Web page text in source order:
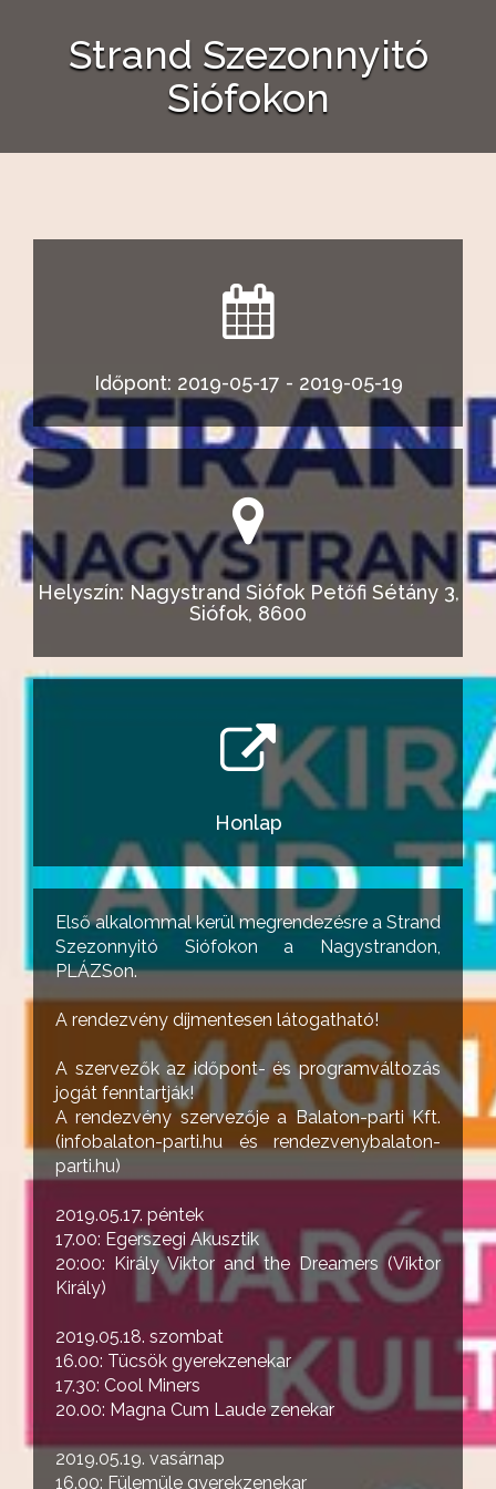
Strand Szezonnyitó
Siófokon
Időpont: 2019-05-17 - 2019-05-19
Helyszín: Nagystrand Siófok Petőfi Sétány 3,
Siófok, 8600
Honlap
Első alkalommal kerül megrendezésre a Strand
Szezonnyitó Siófokon a Nagystrandon,
PLÁZSon.
A rendezvény díjmentesen látogatható!
A szervezők az időpont- és programváltozás
jogát fenntartják!
A rendezvény szervezője a Balaton-parti Kft.
(infobalaton-parti.hu és rendezvenybalaton-
parti.hu)
2019.05.17. péntek
17.00: Egerszegi Akusztik
20:00: Király Viktor and the Dreamers (Viktor
Király)
2019.05.18. szombat
16.00: Tücsök gyerekzenekar
17.30: Cool Miners
20.00: Magna Cum Laude zenekar
2019.05.19. vasárnap
16.00: Fülemüle gyerekzenekar